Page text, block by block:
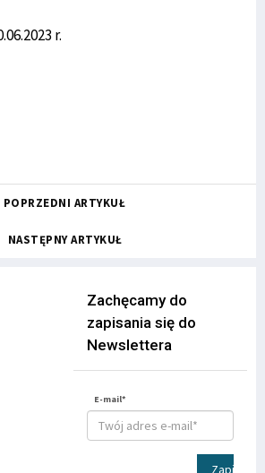
r.
POPRZEDNI ARTYKUŁ
NASTĘPNY ARTYKUŁ
Zachęcamy do
zapisania się do
Newslettera
E-mail*
Zapisz